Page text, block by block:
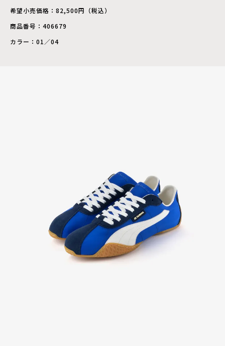
希望小売価格：82,500円（税込）
商品番号：406679
カラー：01／04